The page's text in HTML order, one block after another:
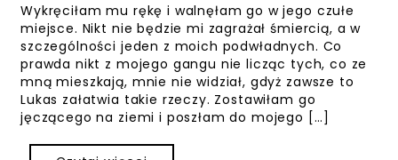
Wykręciłam mu rękę i walnęłam go w jego czułe
miejsce. Nikt nie będzie mi zagrażał śmiercią, a w
szczególności jeden z moich podwładnych. Co
prawda nikt z mojego gangu nie licząc tych, co ze
mną mieszkają, mnie nie widział, gdyż zawsze to
Lukas załatwia takie rzeczy. Zostawiłam go
jęczącego na ziemi i poszłam do mojego […]